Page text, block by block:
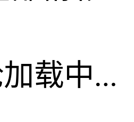
载中...